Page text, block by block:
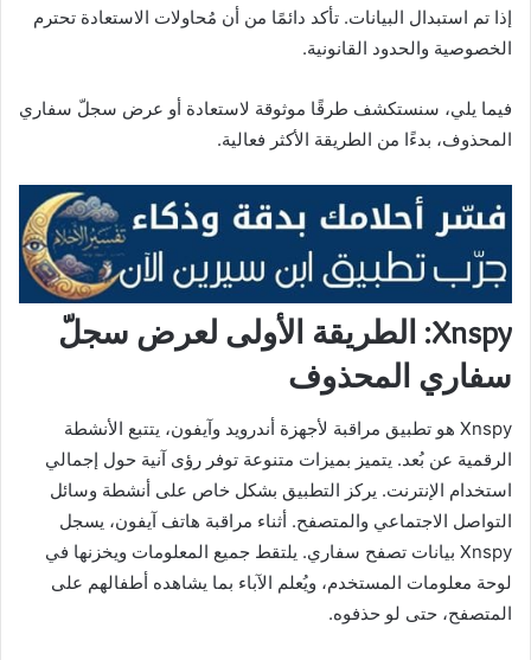
إذا تم استبدال البيانات. تأكد دائمًا من أن مُحاولات الاستعادة تحترم
الخصوصية والحدود القانونية.
فيما يلي، سنستكشف طرقًا موثوقة لاستعادة أو عرض سجلّ سفاري
المحذوف، بدءًا من الطريقة الأكثر فعالية.
Xnspy: الطريقة الأولى لعرض سجلّ
سفاري المحذوف
Xnspy هو تطبيق مراقبة لأجهزة أندرويد وآيفون، يتتبع الأنشطة
الرقمية عن بُعد. يتميز بميزات متنوعة توفر رؤى آنية حول إجمالي
استخدام الإنترنت. يركز التطبيق بشكل خاص على أنشطة وسائل
التواصل الاجتماعي والمتصفح. أثناء مراقبة هاتف آيفون، يسجل
Xnspy بيانات تصفح سفاري. يلتقط جميع المعلومات ويخزنها في
لوحة معلومات المستخدم، ويُعلم الآباء بما يشاهده أطفالهم على
المتصفح، حتى لو حذفوه.